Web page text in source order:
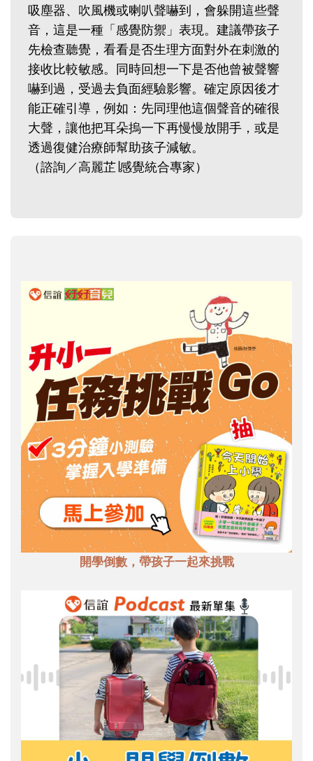
吸塵器、吹風機或喇叭聲嚇到，會躲開這些聲
音，這是一種「感覺防禦」表現。建議帶孩子
先檢查聽覺，看看是否生理方面對外在刺激的
接收比較敏感。同時回想一下是否他曾被聲響
嚇到過，受過去負面經驗影響。確定原因後才
能正確引導，例如：先同理他這個聲音的確很
大聲，讓他把耳朵摀一下再慢慢放開手，或是
透過復健治療師幫助孩子減敏。
（諮詢／高麗芷∣感覺統合專家）
開學倒數，帶孩子一起來挑戰